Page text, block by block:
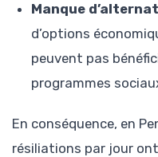
Manque
d’options
peuvent pas
programmes
En conséquence, en
résiliations par jour